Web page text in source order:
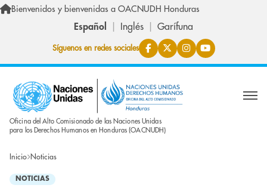
Pasar al contenido principal
Bienvenidos y bienvenidas a OACNUDH Honduras
Español Inglés Garífuna
Síguenos en redes sociales
Oficina del Alto Comisionado de las Naciones Unidas
para los Derechos Humanos en Honduras (OACNUDH)
Inicio Noticias
NOTICIAS